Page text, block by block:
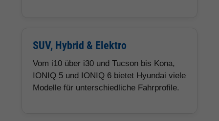
SUV, Hybrid & Elektro
Vom i10 über i30 und Tucson bis Kona,
IONIQ 5 und IONIQ 6 bietet Hyundai viele
Modelle für unterschiedliche Fahrprofile.